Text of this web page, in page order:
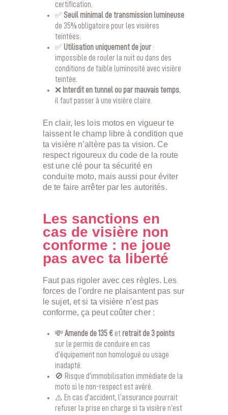
certification.
✅ Seuil minimal de transmission lumineuse
de 35% obligatoire pour les visières
teintées.
✅ Utilisation uniquement de jour :
impossible de rouler la nuit ou dans des
conditions de faible luminosité avec visière
teintée.
❌ Interdit en tunnel ou par mauvais temps,
il faut passer à une visière claire.
En clair, les lois motos en vigueur te
laissent le champ libre à condition que
ta visière n’altère pas ta vision. Ce
respect rigoureux du code de la route
est une clé pour ta sécurité en
conduite moto, mais aussi pour éviter
de te faire arrêter par les autorités.
Les sanctions en
cas de visière non
conforme : ne joue
pas avec ta liberté
Faut pas rigoler avec ces règles. Les
forces de l’ordre ne plaisantent pas sur
le sujet, et si ta visière n’est pas
conforme, ça peut coûter cher :
💸 Amende de 135 € et retrait de 3 points
sur le permis de conduire en cas
d’équipement non homologué ou usage
inadapté.
🚫 Risque d’immobilisation immédiate de la
moto si le non-respect est avéré.
⚠️ En cas d’accident, l’assurance pourrait
refuser la prise en charge si ta visière n’est